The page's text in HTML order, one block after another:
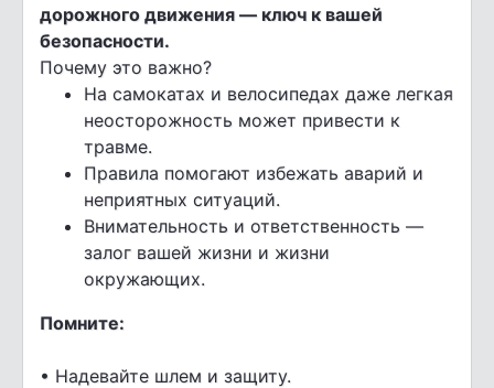
дорожного движения — ключ к вашей
безопасности.
Почему это важно?
На самокатах и велосипедах даже легкая
неосторожность может привести к
травме.
Правила помогают избежать аварий и
неприятных ситуаций.
Внимательность и ответственность —
залог вашей жизни и жизни
окружающих.
Помните:
• Надевайте шлем и защиту.